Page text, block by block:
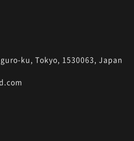
ku, Tokyo, 1530063, Japan